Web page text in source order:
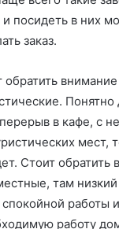
посидеть в них
заказ.
Понятно
в кафе, с
мест,
Стоит обратить
там
работы
работу